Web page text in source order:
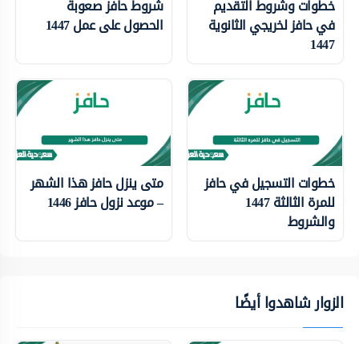
خطوات وشروط التقديم
في حافز لخريجي الثانوية
1447
شروط حافز صعوبة
الحصول على عمل 1447
خطوات التسجيل في حافز
للمرة الثالثة 1447
والشروط
متى ينزل حافز هذا الشهر
– موعد نزول حافز 1446
الزوار شاهدوا أيضًا